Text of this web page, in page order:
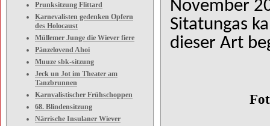
Prunksitzung Flittard
Karnevalisten gedenken Opfern
des Holocaust
Müllemer Junge die Wiever fiere
Pänzelovend Ahoi
Muuze sbk-sitzung
Jeck un Jot im Theater am
Tanzbrunnen
Karnvalistischer Frühschoppen
68. Blindensitzung
Närrische Insulaner Wiever
November
Sitatungas
dieser Art